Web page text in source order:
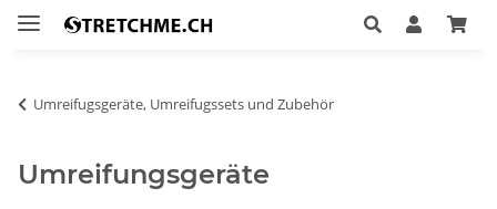
Umreifugsgeräte, Umreifugssets und Zubehör
Umreifungsgeräte